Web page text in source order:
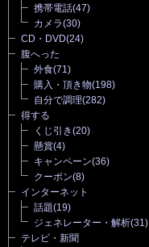
携帯電話(47)
カメラ(30)
CD・DVD(24)
腹へった
外食(71)
購入・頂き物(198)
自分で調理(282)
得する
くじ引き(20)
懸賞(4)
キャンペーン(36)
クーポン(8)
インターネット
話題(19)
ジェネレーター・解析(31)
テレビ・新聞